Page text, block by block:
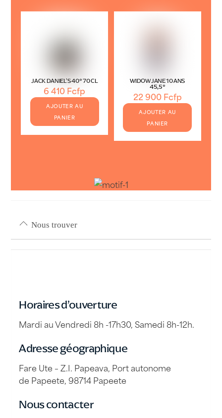
JACK DANIEL’S 40° 70 CL
6 410Fcfp
AJOUTER AU
PANIER
WIDOW JANE 10 ANS
45,5°
22 900Fcfp
AJOUTER AU
PANIER
Nous trouver
Horaires d’ouverture
Mardi au Vendredi 8h -17h30, Samedi 8h-12h.
Adresse géographique
Fare Ute – Z.I. Papeava, Port autonome
de Papeete, 98714 Papeete
Nous contacter